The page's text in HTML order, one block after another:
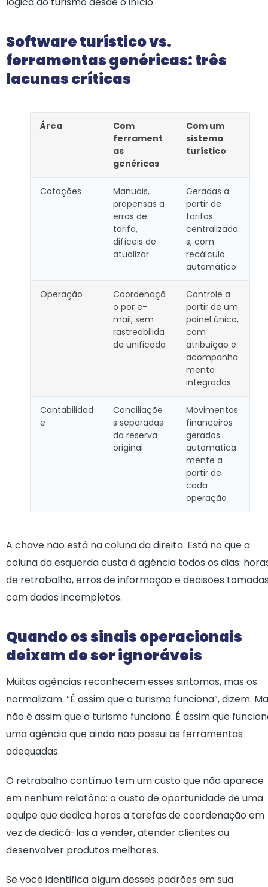
Software turístico vs.
ferramentas genéricas: três
lacunas críticas
Área
Com
ferrament
as
genéricas
Com um
sistema
turístico
Cotações
Manuais,
propensas a
erros de
tarifa,
difíceis de
atualizar
Geradas a
partir de
tarifas
centralizada
s, com
recálculo
automático
Operação
Coordenaçã
o por e-
mail, sem
rastreabilida
de unificada
Controle a
partir de um
painel único,
com
atribuição e
acompanha
mento
integrados
Contabilidad
e
Conciliaçõe
s separadas
da reserva
original
Movimentos
financeiros
gerados
automatica
mente a
partir de
cada
operação
A chave não está na coluna da direita. Está no que a
coluna da esquerda custa à agência todos os dias:
de retrabalho, erros de informação e decisões
com dados incompletos.
Quando os sinais operacionais
deixam de ser ignoráveis
Muitas agências reconhecem esses sintomas, mas os
normalizam. “É assim que o turismo funciona”, dizem.
não é assim que o turismo funciona. É assim que
uma agência que ainda não possui as ferramentas
adequadas.
O retrabalho contínuo tem um custo que não aparece
em nenhum relatório: o custo de oportunidade de uma
equipe que dedica horas a tarefas de coordenação em
vez de dedicá-las a vender, atender clientes ou
desenvolver produtos melhores.
Se você identifica algum desses padrões em sua